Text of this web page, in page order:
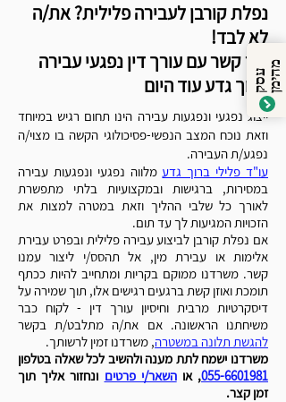
נפלת קורבן לעבירה פלילית? את/ה
לא לבד!
צור קשר עם עורך דין נפגעי עבירה
ברוך גדע עוד היום
ייצוג נפגעי ונפגעות עבירה הינו תחום רגיש במיוחד
וזאת נוכח המצב הנפשי-פסיכולוגי הקשה בו מצוי/ה
נפגע/ת העבירה.
עו"ד פלילי ברוך גדעמלווה נפגעי ונפגעות עבירה
במסירות, ברגישות ובמקצועיות בלתי מתפשרת
לאורך כל שלבי ההליך וזאת במטרה למצות את
הזכויות המגיעות לך עד תום.
אם נפלת קורבן לביצוע עבירה פלילית ובפרט עבירת
אלימות או עבירת מין, אל תהסס/י ליצור עמנו
קשר. משרדנו ממוקם בקריות ומתחייב להיות ככתף
תומכת ואוזן קשת ברגעים רגישים אלו, תוך שמירה על
דיסקרטיות מרבית וחיסיון עורך דין - לקוח כבר
משיחתנו הראשונה. אם את/ה מתלבט/ת בקשר
להגשת תלונה במשטרה, משרדנו זמין לרשותך.
משרדנו ישמח לתת מענה ולהשיב לכל שאלה בטלפון
055-6601981, אוהשאר/י פרטים ונחזור אליך תוך
זמן קצר.
ע
ס
ק מ ה
י
מ ן